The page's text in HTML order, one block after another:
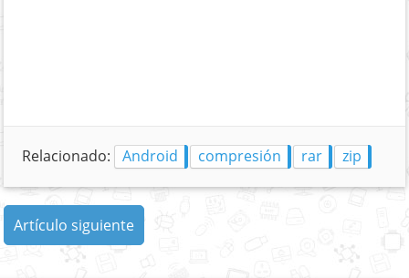
Relacionado: Android compresión rar zip
Artículo siguiente